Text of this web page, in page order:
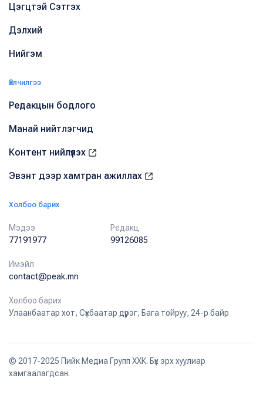
Цэгцтэй Сэтгэх
Дэлхий
Нийгэм
Үйлчилгээ
Редакцын бодлого
Манай нийтлэгчид
Контент нийлүүлэх
Эвэнт дээр хамтран ажиллах
Холбоо барих
Мэдээ
77191977
Редакц
99126085
Имэйл
contact@peak.mn
Холбоо барих
Улаанбаатар хот, Сүхбаатар дүүрэг, Бага тойруу, 24-р байр
© 2017-2025 Пийк Медиа Групп ХХК. Бүх эрх хуулиар
хамгаалагдсан.